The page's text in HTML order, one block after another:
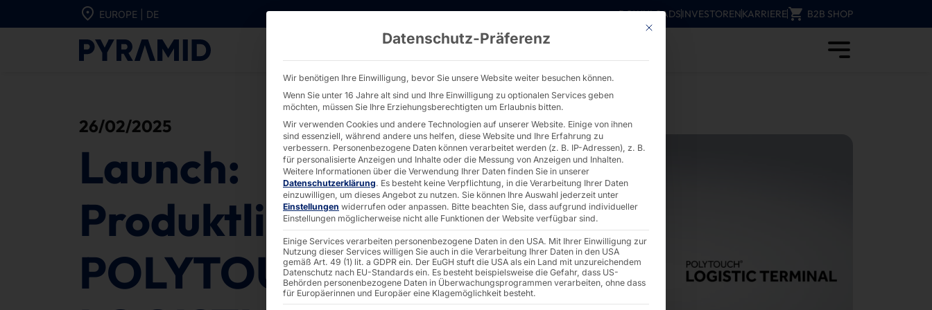
Direkt zum Inhalt wechseln
EUROPE | DE DOWNLOADSINVESTORENKARRIERE B2B SHOP
Launch: Produktlinie POLYTOUCH® LOGISTIC TERMINAL - PYRAMID
26/02/2025
Launch:
Produktlinie
POLYTOUCH®
Mit diesem Button wird der Dialog geschlossen. Seine Funktionalität
Datenschutz-Präferenz
Wir benötigen Ihre Einwilligung, bevor Sie unsere Website weiter besuchen können.
Wenn Sie unter 16 Jahre alt sind und Ihre Einwilligung zu optionalen Services geben
möchten, müssen Sie Ihre Erziehungsberechtigten um Erlaubnis bitten.
Wir verwenden Cookies und andere Technologien auf unserer Website. Einige von ihnen
sind essenziell, während andere uns helfen, diese Website und Ihre Erfahrung zu
verbessern. Personenbezogene Daten können verarbeitet werden (z. B. IP-Adressen), z. B.
für personalisierte Anzeigen und Inhalte oder die Messung von Anzeigen und Inhalten.
Weitere Informationen über die Verwendung Ihrer Daten finden Sie in unserer
Datenschutzerklärung. Es besteht keine Verpflichtung, in die Verarbeitung Ihrer Daten
einzuwilligen, um dieses Angebot zu nutzen. Sie können Ihre Auswahl jederzeit unter
Einstellungen widerrufen oder anpassen. Bitte beachten Sie, dass aufgrund individueller
Einstellungen möglicherweise nicht alle Funktionen der Website verfügbar sind.
Einige Services verarbeiten personenbezogene Daten in den USA. Mit Ihrer Einwilligung zur
Nutzung dieser Services willigen Sie auch in die Verarbeitung Ihrer Daten in den USA
gemäß Art. 49 (1) lit. a GDPR ein. Der EuGH stuft die USA als ein Land mit unzureichendem
Datenschutz nach EU-Standards ein. Es besteht beispielsweise die Gefahr, dass US-
Behörden personenbezogene Daten in Überwachungsprogrammen verarbeiten, ohne dass
für Europäerinnen und Europäer eine Klagemöglichkeit besteht.